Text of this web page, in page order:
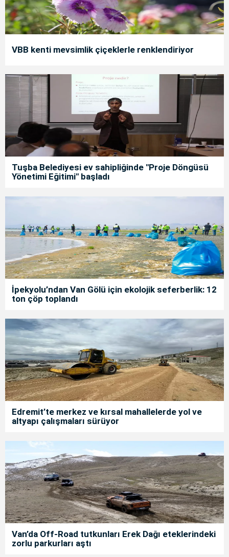
VBB kenti mevsimlik çiçeklerle renklendiriyor
Tuşba Belediyesi ev sahipliğinde "Proje Döngüsü
Yönetimi Eğitimi" başladı
İpekyolu’ndan Van Gölü için ekolojik seferberlik: 12
ton çöp toplandı
Edremit’te merkez ve kırsal mahallelerde yol ve
altyapı çalışmaları sürüyor
Van’da Off-Road tutkunları Erek Dağı eteklerindeki
zorlu parkurları aştı